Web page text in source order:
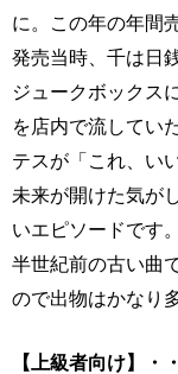
に。この年の年間
発売当時、千は日
ジュークボックス
を店内で流してい
テスが「これ、い
未来が開けた気が
いエピソードです。
半世紀前の古い曲
ので出物はかなり
【上級者向け】・